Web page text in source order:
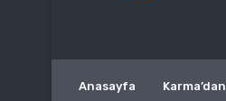
Anasayfa Karma’dan